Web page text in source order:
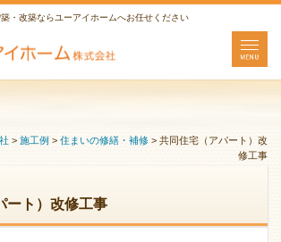
・改築ならユーアイホームへお任せください
> 施工例 > 住まいの修繕・補修 > 共同住宅（アパート）改
修工事
ート）改修工事